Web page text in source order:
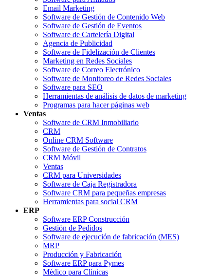
Email Marketing
Software de Gestión de Contenido Web
Software de Gestión de Eventos
Software de Cartelería Digital
Agencia de Publicidad
Software de Fidelización de Clientes
Marketing en Redes Sociales
Software de Correo Electrónico
Software de Monitoreo de Redes Sociales
Software para SEO
Herramientas de análisis de datos de marketing
Programas para hacer páginas web
Ventas
Software de CRM Inmobiliario
CRM
Online CRM Software
Software de Gestión de Contratos
CRM Móvil
Ventas
CRM para Universidades
Software de Caja Registradora
Software CRM para pequeñas empresas
Herramientas para social CRM
ERP
Software ERP Construcción
Gestión de Pedidos
Software de ejecución de fabricación (MES)
MRP
Producción y Fabricación
Software ERP para Pymes
Médico para Clínicas